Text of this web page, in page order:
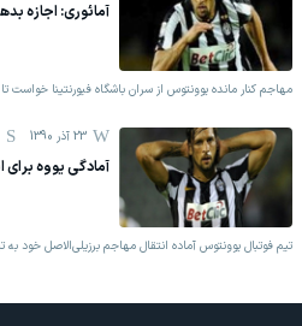
آمائوری: اجازه
مهاجم کنار مانده یوونتوس از سران باشگاه فیورنتینا
23 آذر 1390
آمادگی یووه برای
تیم فوتبال یوونتوس آماده انتقال مهاجم برزیلی‌الاصل خود